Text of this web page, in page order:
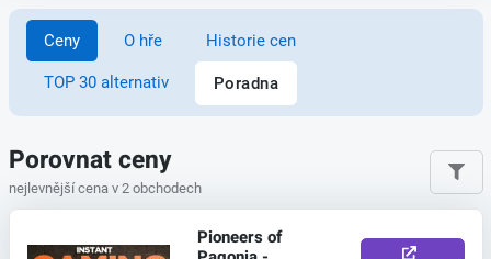
Ceny O hře Historie cen
TOP 30 alternativ Poradna
Porovnat ceny
nejlevnější cena v 2 obchodech
Pioneers of